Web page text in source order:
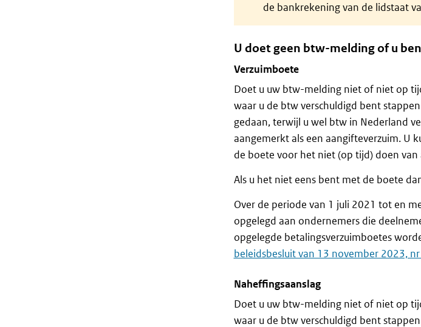
de bankrekening van de lidstaat
U doet geen btw-melding of u
Verzuimboete
Doet u uw btw-melding niet of niet op
waar u de btw verschuldigd bent
gedaan, terwijl u wel btw in Nederland
aangemerkt als een aangifteverzuim. U
de boete voor het niet (op tijd) doen
Als u het niet eens bent met de boete
Over de periode van 1 juli 2021 tot en
opgelegd aan ondernemers die
opgelegde betalingsverzuimboetes
beleidsbesluit van 13 november 2023,
Naheffingsaanslag
Doet u uw btw-melding niet of niet op
waar u de btw verschuldigd bent